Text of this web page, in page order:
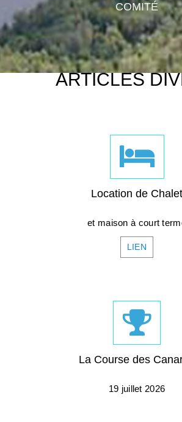
COMITÉ
ARTICLES
Location de Chalet
et maison à court
LIEN
La Course des
19 juillet 2026